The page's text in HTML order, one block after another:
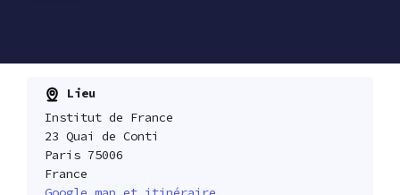
Lieu
Institut de France
23 Quai de Conti
Paris 75006
France